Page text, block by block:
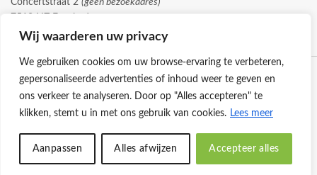
Wij waarderen uw privacy
We gebruiken cookies om uw browse-ervaring te verbeteren,
gepersonaliseerde advertenties of inhoud weer te geven en
ons verkeer te analyseren. Door op "Alles accepteren" te
klikken, stemt u in met ons gebruik van cookies. Lees meer
Aanpassen Alles afwijzen Accepteer alles
Concertstraat 2 (geen bezoekadres)
info@vitaminentotaal.nl
© 2026 -Vitaminentotaal.nl